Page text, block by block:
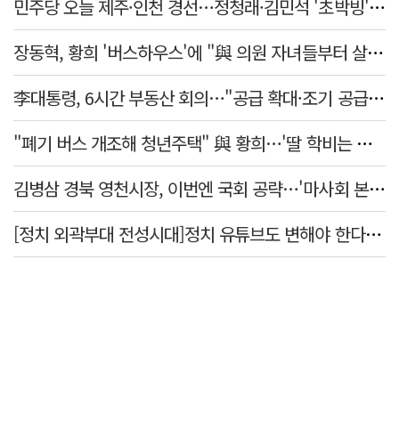
민주당 오늘 제주·인천 경선…정청래·김민석 '초박빙' 승부
장동혁, 황희 '버스하우스'에 "與 의원 자녀들부터 살아보면 어떨까?"
李대통령, 6시간 부동산 회의…"공급 확대·조기 공급 과감히 실천"
"폐기 버스 개조해 청년주택" 與 황희…'딸 학비는 年 4200만원'
김병삼 경북 영천시장, 이번엔 국회 공략…'마사회 본사 이전·광역교통망 확충' 요청
[정치 외곽부대 전성시대]정치 유튜브도 변해야 한다 "화합과 존중"